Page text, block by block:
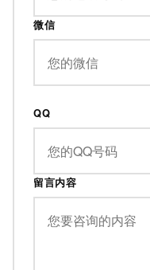
微信
QQ
留言内容